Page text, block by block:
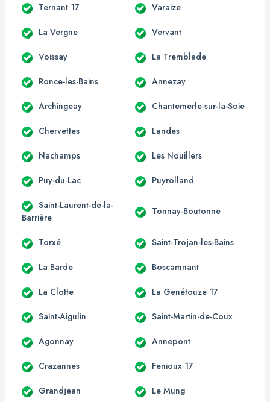
Ternant 17 Varaize
La Vergne Vervant
Voissay La Tremblade
Ronce-les-Bains Annezay
Archingeay Chantemerle-sur-la-Soie
Chervettes Landes
Nachamps Les Nouillers
Puy-du-Lac Puyrolland
Saint-Laurent-de-la-
Barrière
Tonnay-Boutonne
Torxé Saint-Trojan-les-Bains
La Barde Boscamnant
La Clotte La Genétouze 17
Saint-Aigulin Saint-Martin-de-Coux
Agonnay Annepont
Crazannes Fenioux 17
Grandjean Le Mung